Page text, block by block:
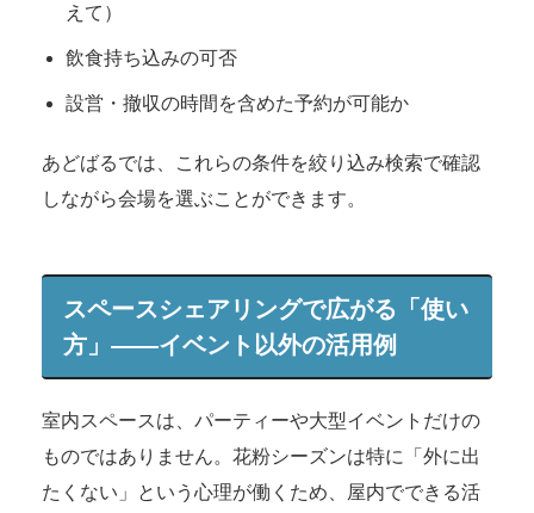
えて）
飲食持ち込みの可否
設営・撤収の時間を含めた予約が可能か
あどばるでは、これらの条件を絞り込み検索で確認
しながら会場を選ぶことができます。
スペースシェアリングで広がる「使い
方」——イベント以外の活用例
室内スペースは、パーティーや大型イベントだけの
ものではありません。花粉シーズンは特に「外に出
たくない」という心理が働くため、屋内でできる活